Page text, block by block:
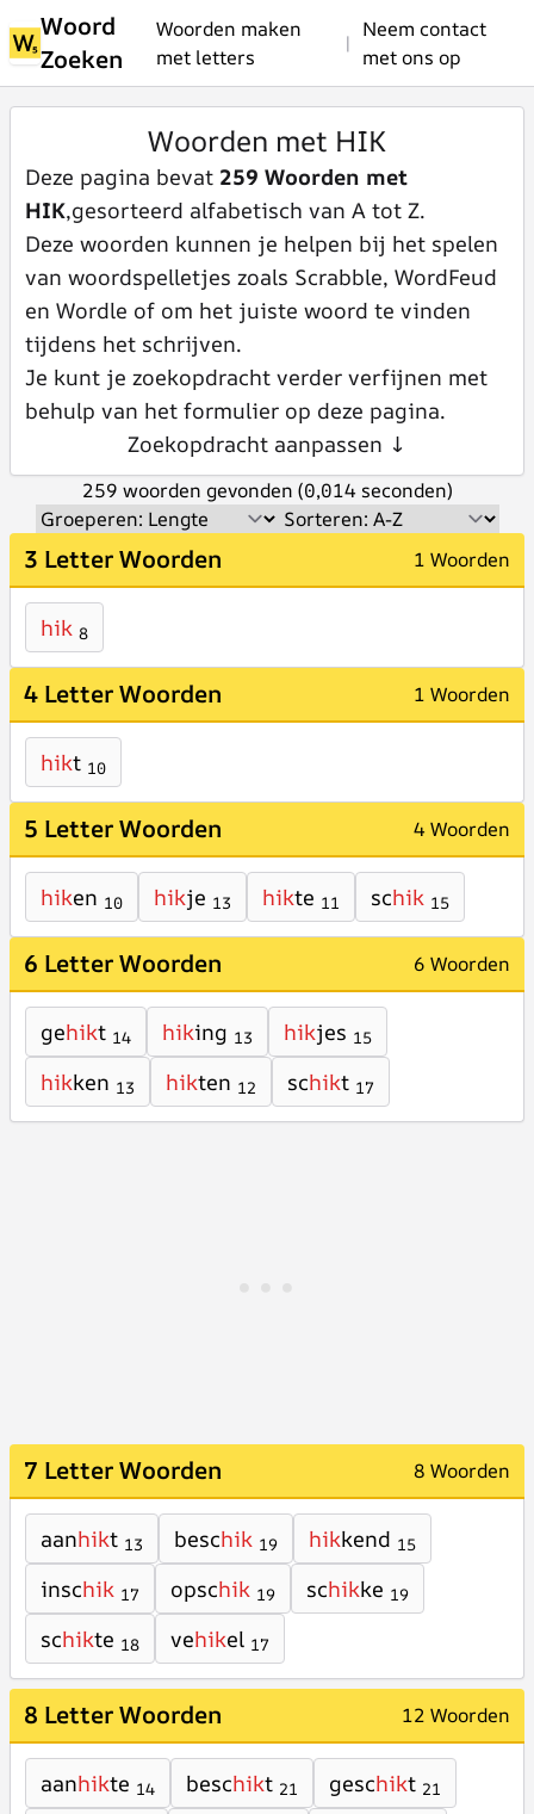
Woord
Zoeken
Woorden maken
met letters
|
Neem contact
met ons op
Woorden met HIK
Deze pagina bevat 259 Woorden met
HIK,gesorteerd alfabetisch van A tot Z.
Deze woorden kunnen je helpen bij het spelen
van woordspelletjes zoals Scrabble, WordFeud
en Wordle of om het juiste woord te vinden
tijdens het schrijven.
Je kunt je zoekopdracht verder verfijnen met
behulp van het formulier op deze pagina.
Zoekopdracht aanpassen ↓
259 woorden gevonden (0,014 seconden)
3 Letter Woorden 1 Woorden
hik 8
4 Letter Woorden 1 Woorden
hikt 10
5 Letter Woorden 4 Woorden
hiken 10 hikje 13 hikte 11 schik 15
6 Letter Woorden 6 Woorden
gehikt 14 hiking 13 hikjes 15
hikken 13 hikten 12 schikt 17
7 Letter Woorden 8 Woorden
aanhikt 13 beschik 19 hikkend 15
inschik 17 opschik 19 schikke 19
schikte 18 vehikel 17
8 Letter Woorden 12 Woorden
aanhikte 14 beschikt 21 geschikt 21